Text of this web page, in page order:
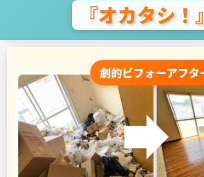
『オカタシ！』